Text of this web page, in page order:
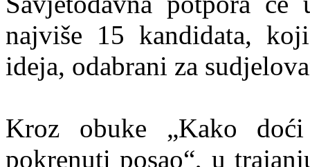
najviše 15 kandidata,
ideja, odabrani za
Kroz obuke „Kako
pokrenuti posao“, u